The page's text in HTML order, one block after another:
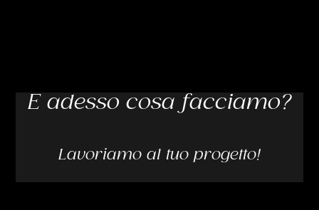
E adesso cosa facciamo?
Lavoriamo al tuo progetto!